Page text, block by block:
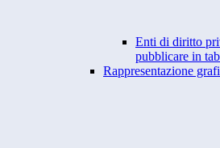
Enti di diritto
pubblicare in
Rappresentazione